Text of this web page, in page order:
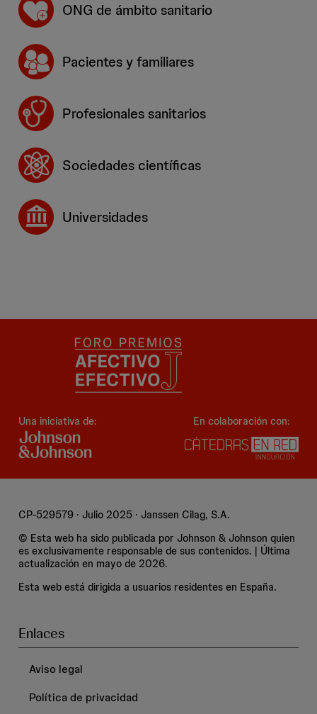
ONG de ámbito sanitario
Pacientes y familiares
Profesionales sanitarios
Sociedades científicas
Universidades
Una iniciativa de: En colaboración con:
CP-529579 · Julio 2025 · Janssen Cilag, S.A.
© Esta web ha sido publicada por Johnson & Johnson quien
es exclusivamente responsable de sus contenidos. | Última
actualización en mayo de 2026.
Esta web está dirigida a usuarios residentes en España.
Enlaces
Aviso legal
Política de privacidad